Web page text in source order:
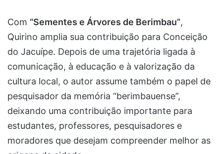
Com “Sementes e Árvores de Berimbau”,
Quirino amplia sua contribuição para Conceição
do Jacuípe. Depois de uma trajetória ligada à
comunicação, à educação e à valorização da
cultura local, o autor assume também o papel de
pesquisador da memória “berimbauense”,
deixando uma contribuição importante para
estudantes, professores, pesquisadores e
moradores que desejam compreender melhor as